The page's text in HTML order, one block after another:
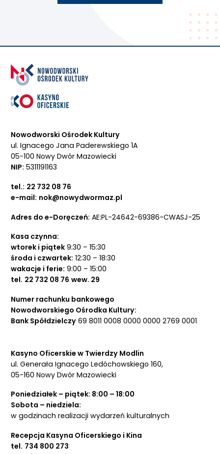
Nowodworski Ośrodek Kultury
ul. Ignacego Jana Paderewskiego 1A
05-100 Nowy Dwór Mazowiecki
NIP: 5311191163
tel.: 22 732 08 76
e-mail: nok@nowydwormaz.pl
Adres do e-Doręczeń: AE:PL-24642-69386-CWASJ-25
Kasa czynna:
wtorek i piątek9:30 – 15:30
środa i czwartek: 12:30 – 18:30
wakacje i ferie: 9:00 – 15:00
tel. 22 732 08 76 wew. 29
Numer rachunku bankowego
Nowodworskiego Ośrodka Kultury:
Bank Spółdzielczy69 8011 0008 0000 0000 2769 0001
Kasyno Oficerskie w Twierdzy Modlin
ul. Generała Ignacego Ledóchowskiego 160,
05-160 Nowy Dwór Mazowiecki
Poniedziałek – piątek: 8:00 – 18:00
Sobota – niedziela:
w godzinach realizacji wydarzeń kulturalnych
Recepcja Kasyna Oficerskiego i Kina
tel. 734 800 273